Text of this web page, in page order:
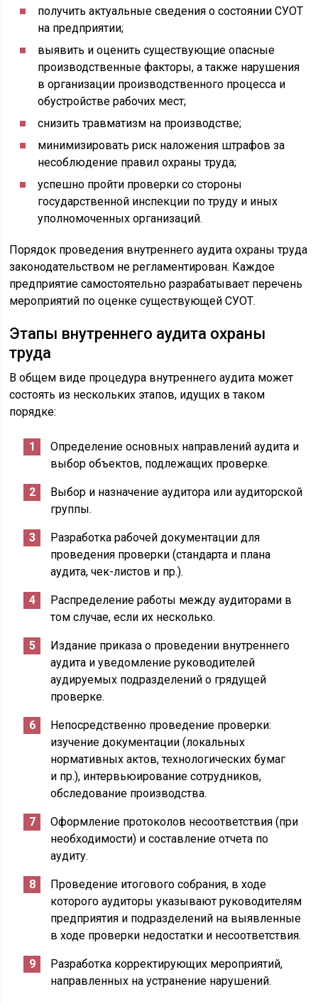
получить актуальные сведения о состоянии СУОТ
на предприятии;
выявить и оценить существующие опасные
производственные факторы, а также нарушения
в организации производственного процесса и
обустройстве рабочих мест;
снизить травматизм на производстве;
минимизировать риск наложения штрафов за
несоблюдение правил охраны труда;
успешно пройти проверки со стороны
государственной инспекции по труду и иных
уполномоченных организаций.
Порядок проведения внутреннего аудита охраны труда
законодательством не регламентирован. Каждое
предприятие самостоятельно разрабатывает перечень
мероприятий по оценке существующей СУОТ.
Этапы внутреннего аудита охраны
труда
В общем виде процедура внутреннего аудита может
состоять из нескольких этапов, идущих в таком
порядке:
Определение основных направлений аудита и
выбор объектов, подлежащих проверке.
Выбор и назначение аудитора или аудиторской
группы.
Разработка рабочей документации для
проведения проверки (стандарта и плана
аудита, чек-листов и пр.).
Распределение работы между аудиторами в
том случае, если их несколько.
Издание приказа о проведении внутреннего
аудита и уведомление руководителей
аудируемых подразделений о грядущей
проверке.
Непосредственно проведение проверки:
изучение документации (локальных
нормативных актов, технологических бумаг
и пр.), интервьюирование сотрудников,
обследование производства.
Оформление протоколов несоответствия (при
необходимости) и составление отчета по
аудиту.
Проведение итогового собрания, в ходе
которого аудиторы указывают руководителям
предприятия и подразделений на выявленные
в ходе проверки недостатки и несоответствия.
Разработка корректирующих мероприятий,
направленных на устранение нарушений.